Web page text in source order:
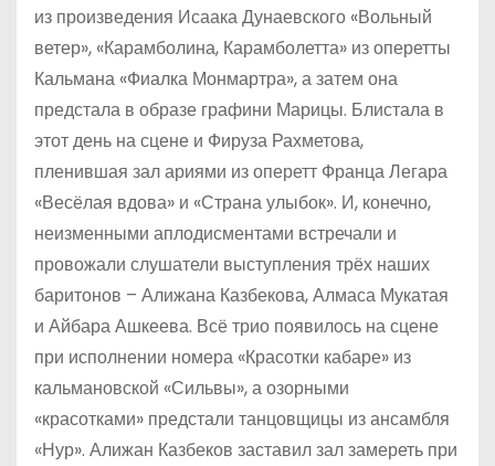
из произведения Исаака Дунаевского «Вольный
ветер», «Карамболина, Карамболетта» из оперетты
Кальмана «Фиалка Монмартра», а затем она
предстала в образе графини Марицы. Блистала в
этот день на сцене и Фируза Рахметова,
пленившая зал ариями из оперетт Франца Легара
«Весёлая вдова» и «Страна улыбок». И, конечно,
неизменными аплодисментами встречали и
провожали слушатели выступления трёх наших
баритонов – Алижана Казбекова, Алмаса Мукатая
и Айбара Ашкеева. Всё трио появилось на сцене
при исполнении номера «Красотки кабаре» из
кальмановской «Сильвы», а озорными
«красотками» предстали танцовщицы из ансамбля
«Нур». Алижан Казбеков заставил зал замереть при